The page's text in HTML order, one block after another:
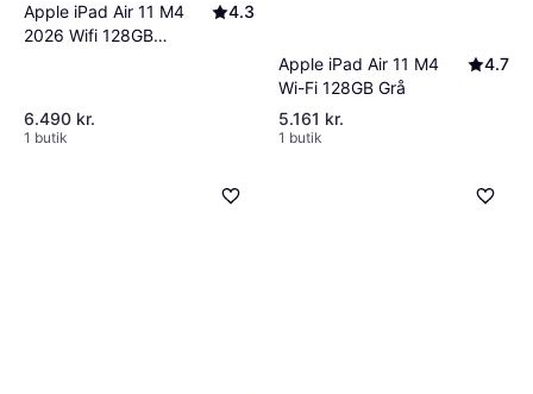
Apple iPad Air 11 M4
2026 Wifi 128GB
4.3
6.490 kr.
1 butik
Apple iPad Air 11 M4
Wi-Fi 128GB Grå
4.7
5.161 kr.
1 butik